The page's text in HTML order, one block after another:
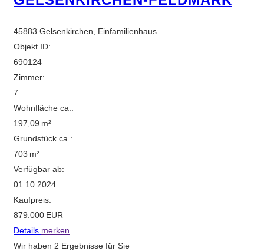
45883 Gelsenkirchen, Einfamilienhaus
Objekt ID:
690124
Zimmer:
7
Wohnfläche ca.:
197,09 m²
Grund­stück ca.:
703 m²
Verfügbar ab:
01.10.2024
Kaufpreis:
879.000 EUR
Details merken
Wir haben 2 Ergebnisse für Sie